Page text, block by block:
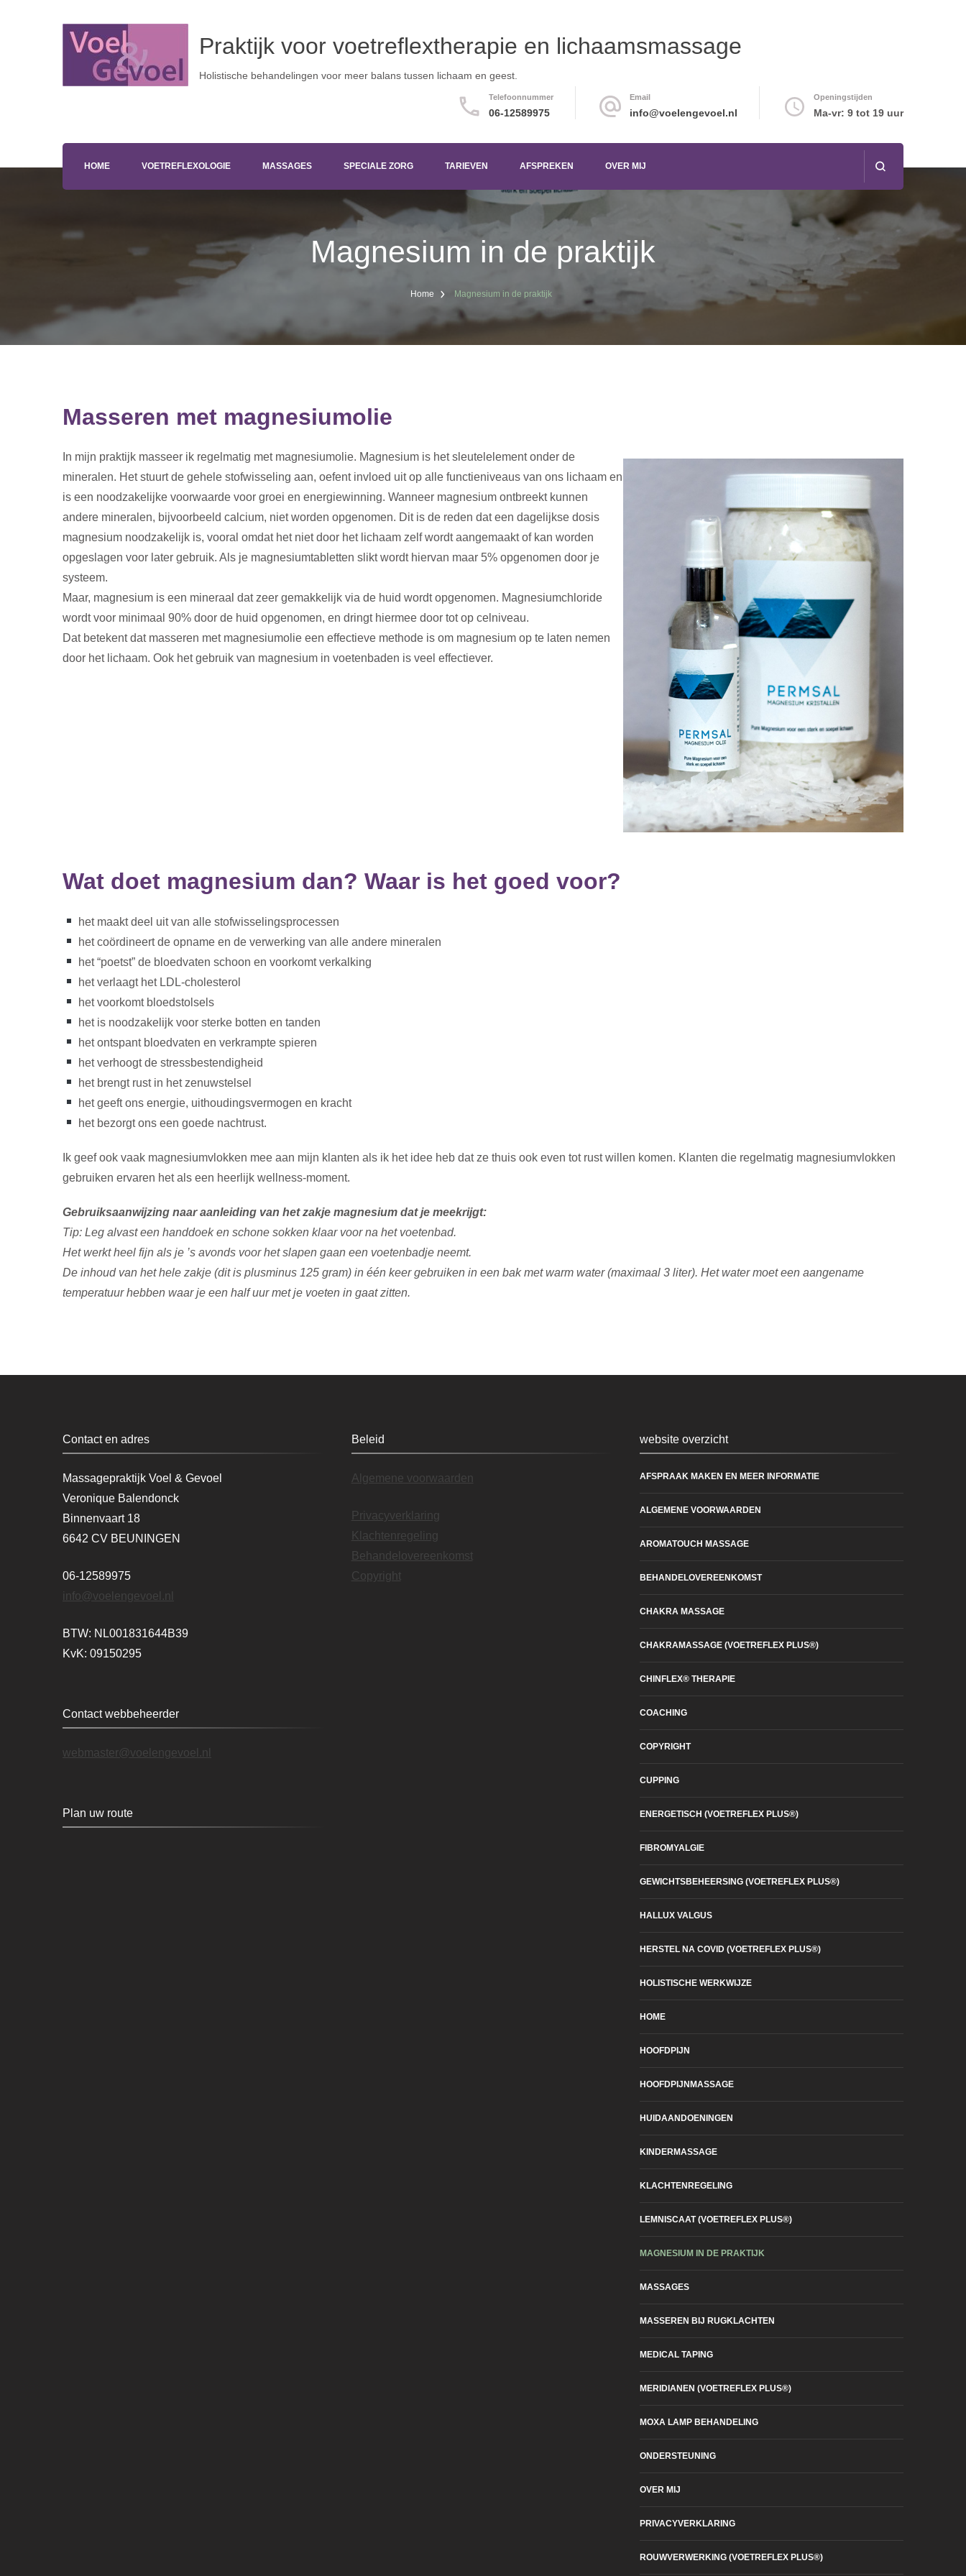
Praktijk voor voetreflextherapie en lichaamsmassage
Holistische behandelingen voor meer balans tussen lichaam en geest.
Telefoonnummer
06-12589975
Email
info@voelengevoel.nl
Openingstijden
Ma-vr: 9 tot 19 uur
HOME VOETREFLEXOLOGIE MASSAGES SPECIALE ZORG TARIEVEN AFSPREKEN OVER MIJ
Magnesium in de praktijk
Home Magnesium in de praktijk
Masseren met magnesiumolie
In mijn praktijk masseer ik regelmatig met magnesiumolie. Magnesium is het sleutelelement onder de
mineralen. Het stuurt de gehele stofwisseling aan, oefent invloed uit op alle functieniveaus van ons lichaam en
is een noodzakelijke voorwaarde voor groei en energiewinning. Wanneer magnesium ontbreekt kunnen
andere mineralen, bijvoorbeeld calcium, niet worden opgenomen. Dit is de reden dat een dagelijkse dosis
magnesium noodzakelijk is, vooral omdat het niet door het lichaam zelf wordt aangemaakt of kan worden
opgeslagen voor later gebruik. Als je magnesiumtabletten slikt wordt hiervan maar 5% opgenomen door je
systeem.
Maar, magnesium is een mineraal dat zeer gemakkelijk via de huid wordt opgenomen. Magnesiumchloride
wordt voor minimaal 90% door de huid opgenomen, en dringt hiermee door tot op celniveau.
Dat betekent dat masseren met magnesiumolie een effectieve methode is om magnesium op te laten nemen
door het lichaam. Ook het gebruik van magnesium in voetenbaden is veel effectiever.
Wat doet magnesium dan? Waar is het goed voor?
het maakt deel uit van alle stofwisselingsprocessen
het coördineert de opname en de verwerking van alle andere mineralen
het “poetst” de bloedvaten schoon en voorkomt verkalking
het verlaagt het LDL-cholesterol
het voorkomt bloedstolsels
het is noodzakelijk voor sterke botten en tanden
het ontspant bloedvaten en verkrampte spieren
het verhoogt de stressbestendigheid
het brengt rust in het zenuwstelsel
het geeft ons energie, uithoudingsvermogen en kracht
het bezorgt ons een goede nachtrust.
Ik geef ook vaak magnesiumvlokken mee aan mijn klanten als ik het idee heb dat ze thuis ook even tot rust willen komen. Klanten die regelmatig magnesiumvlokken
gebruiken ervaren het als een heerlijk wellness-moment.
Gebruiksaanwijzing naar aanleiding van het zakje magnesium dat je meekrijgt:
Tip: Leg alvast een handdoek en schone sokken klaar voor na het voetenbad.
Het werkt heel fijn als je ’s avonds voor het slapen gaan een voetenbadje neemt.
De inhoud van het hele zakje (dit is plusminus 125 gram) in één keer gebruiken in een bak met warm water (maximaal 3 liter). Het water moet een aangename
temperatuur hebben waar je een half uur met je voeten in gaat zitten.
Contact en adres
Massagepraktijk Voel & Gevoel
Veronique Balendonck
Binnenvaart 18
6642 CV BEUNINGEN
06-12589975
info@voelengevoel.nl
BTW: NL001831644B39
KvK: 09150295
Contact webbeheerder
webmaster@voelengevoel.nl
Plan uw route
Beleid
Algemene voorwaarden
Privacyverklaring
Klachtenregeling
Behandelovereenkomst
Copyright
website overzicht
AFSPRAAK MAKEN EN MEER INFORMATIE
ALGEMENE VOORWAARDEN
AROMATOUCH MASSAGE
BEHANDELOVEREENKOMST
CHAKRA MASSAGE
CHAKRAMASSAGE (VOETREFLEX PLUS®)
CHINFLEX® THERAPIE
COACHING
COPYRIGHT
CUPPING
ENERGETISCH (VOETREFLEX PLUS®)
FIBROMYALGIE
GEWICHTSBEHEERSING (VOETREFLEX PLUS®)
HALLUX VALGUS
HERSTEL NA COVID (VOETREFLEX PLUS®)
HOLISTISCHE WERKWIJZE
HOME
HOOFDPIJN
HOOFDPIJNMASSAGE
HUIDAANDOENINGEN
KINDERMASSAGE
KLACHTENREGELING
LEMNISCAAT (VOETREFLEX PLUS®)
MAGNESIUM IN DE PRAKTIJK
MASSAGES
MASSEREN BIJ RUGKLACHTEN
MEDICAL TAPING
MERIDIANEN (VOETREFLEX PLUS®)
MOXA LAMP BEHANDELING
ONDERSTEUNING
OVER MIJ
PRIVACYVERKLARING
ROUWVERWERKING (VOETREFLEX PLUS®)